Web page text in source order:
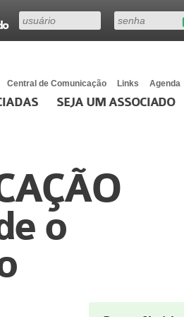
Central de Comunicação Links Agenda
SEJA UM ASSOCIADO
o